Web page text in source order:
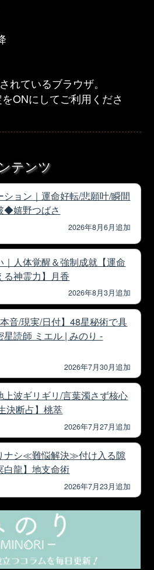
れているブラウザ。
ONにしてご利用くださ
テンツ
ション｜運命好転/悲願叶/瞬間
◆嬉野つばさ
2026年8月6月追加
｜人体覚醒＆強制成就【運命
る神霊力】月香
2026年8月3月追加
音/現実/日付】48星秘術で具
読師 ミエル | みのり -
2026年7月30月追加
上波ギリギリ/言葉濁さず核心
決断占】桃萃
2026年7月27月追加
ナシ≪難悩解決≫付け入る隙
白龍】地支命術
2026年7月23月追加